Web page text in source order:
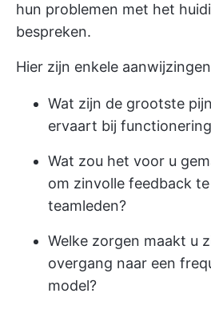
hun problemen met het
bespreken.
Hier zijn enkele
Wat zijn de grootste
ervaart bij
Wat zou het voor u
om zinvolle feedback
teamleden?
Welke zorgen maakt u
overgang naar een
model?